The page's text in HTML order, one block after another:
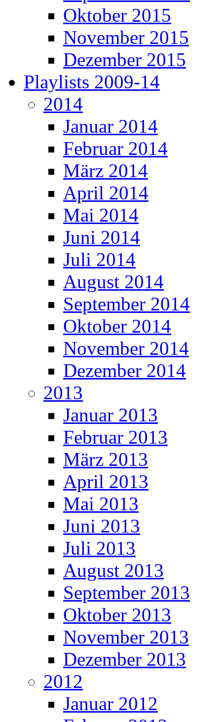
Oktober 2015
November 2015
Dezember 2015
Playlists 2009-14
2014
Januar 2014
Februar 2014
März 2014
April 2014
Mai 2014
Juni 2014
Juli 2014
August 2014
September 2014
Oktober 2014
November 2014
Dezember 2014
2013
Januar 2013
Februar 2013
März 2013
April 2013
Mai 2013
Juni 2013
Juli 2013
August 2013
September 2013
Oktober 2013
November 2013
Dezember 2013
2012
Januar 2012